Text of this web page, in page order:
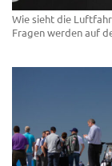
Wie sieht die
Fragen werden auf